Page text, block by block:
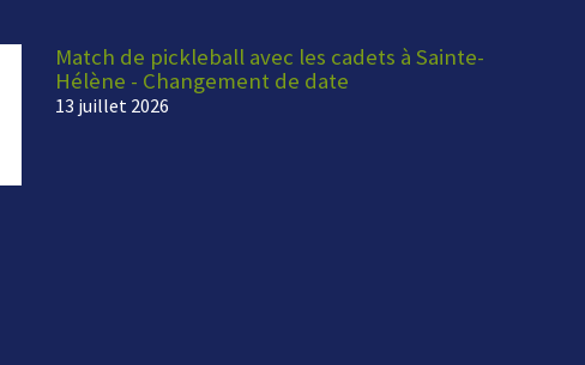
Match de pickleball avec les cadets à Sainte-
Hélène - Changement de date
13 juillet 2026